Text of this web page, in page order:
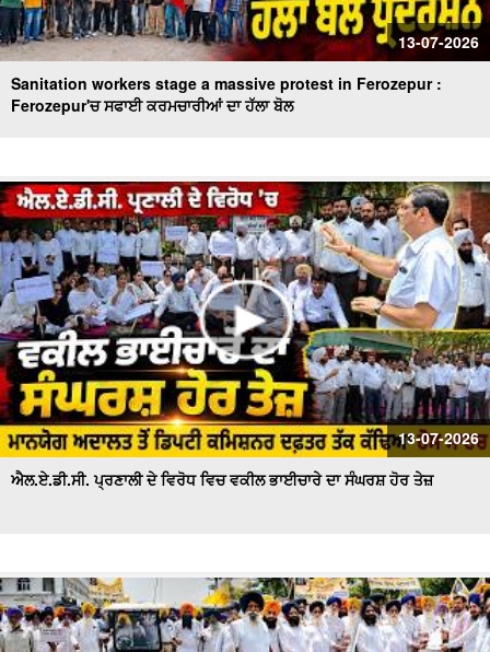
13-07-2026
Sanitation workers stage a massive protest in Ferozepur :
Ferozepur'ਚ ਸਫਾਈ ਕਰਮਚਾਰੀਆਂ ਦਾ ਹੱਲਾ ਬੋਲ
13-07-2026
ਐਲ.ਏ.ਡੀ.ਸੀ. ਪ੍ਰਣਾਲੀ ਦੇ ਵਿਰੋਧ ਵਿਚ ਵਕੀਲ ਭਾਈਚਾਰੇ ਦਾ ਸੰਘਰਸ਼ ਹੋਰ ਤੇਜ਼